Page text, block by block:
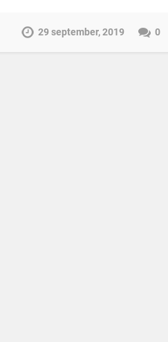
29 september, 2019 0